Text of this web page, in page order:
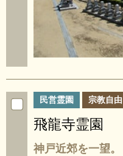
民営霊園 宗教自由
飛龍寺霊園
神戸近郊を一望。